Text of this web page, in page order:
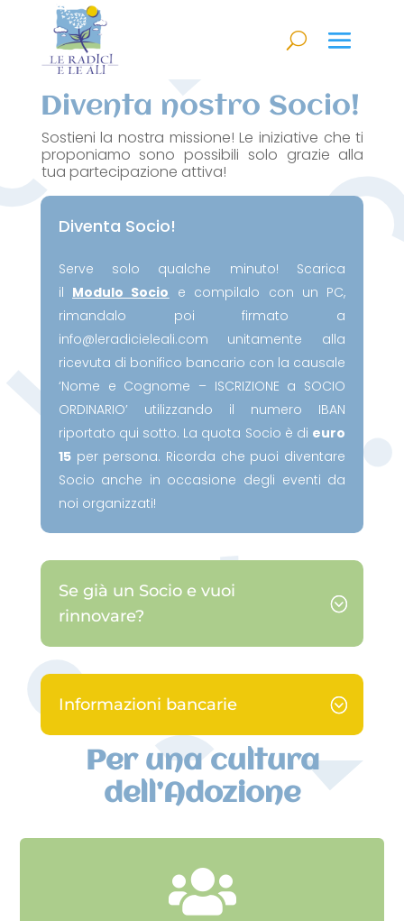
Diventa nostro Socio!
Sostieni la nostra missione! Le iniziative che ti
proponiamo sono possibili solo grazie alla
tua partecipazione attiva!
Diventa Socio!
Serve solo qualche minuto! Scarica
il Modulo Socio e compilalo con un PC,
rimandalo poi firmato a
info@leradicieleali.com unitamente alla
ricevuta di bonifico bancario con la causale
‘Nome e Cognome – ISCRIZIONE a SOCIO
ORDINARIO’ utilizzando il numero IBAN
riportato qui sotto. La quota Socio è di euro
15per persona. Ricorda che puoi diventare
Socio anche in occasione degli eventi da
noi organizzati!
Se già un Socio e vuoi
rinnovare?
Informazioni bancarie
Per una cultura
dell’Adozione
